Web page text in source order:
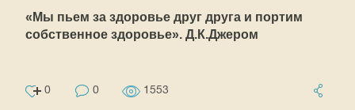
«Мы пьем за здоровье друг друга и портим
собственное здоровье». Д.К.Джером
0 0 1553